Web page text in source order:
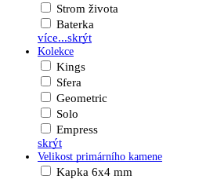
Strom života
Baterka
více...skrýt
Kolekce
Kings
Sfera
Geometric
Solo
Empress
skrýt
Velikost primárního kamene
Kapka 6x4 mm